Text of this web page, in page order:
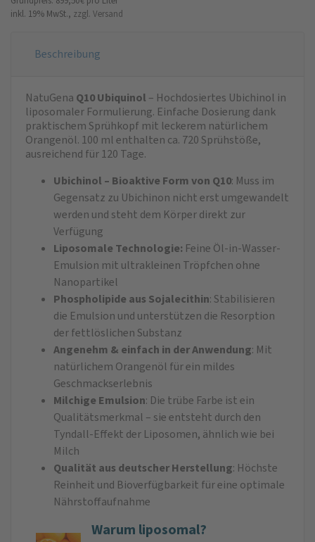
inkl. 19% MwSt., zzgl. Versand
Beschreibung
NatuGena Q10 Ubiquinol – Hochdosiertes Ubichinol in
liposomaler Formulierung. Einfache Dosierung dank
praktischem Sprühkopf mit leckerem natürlichem
Orangenöl. 100 ml enthalten ca. 720 Sprühstöße,
ausreichend für 120 Tage.
Ubichinol – Bioaktive Form von Q10: Muss im
Gegensatz zu Ubichinon nicht erst umgewandelt
werden und steht dem Körper direkt zur
Verfügung
Liposomale Technologie: Feine Öl-in-Wasser-
Emulsion mit ultrakleinen Tröpfchen ohne
Nanopartikel
Phospholipide aus Sojalecithin: Stabilisieren
die Emulsion und unterstützen die Resorption
der fettlöslichen Substanz
Angenehm & einfach in der Anwendung: Mit
natürlichem Orangenöl für ein mildes
Geschmackserlebnis
Milchige Emulsion: Die trübe Farbe ist ein
Qualitätsmerkmal – sie entsteht durch den
Tyndall-Effekt der Liposomen, ähnlich wie bei
Milch
Qualität aus deutscher Herstellung: Höchste
Reinheit und Bioverfügbarkeit für eine optimale
Nährstoffaufnahme
Warum liposomal?